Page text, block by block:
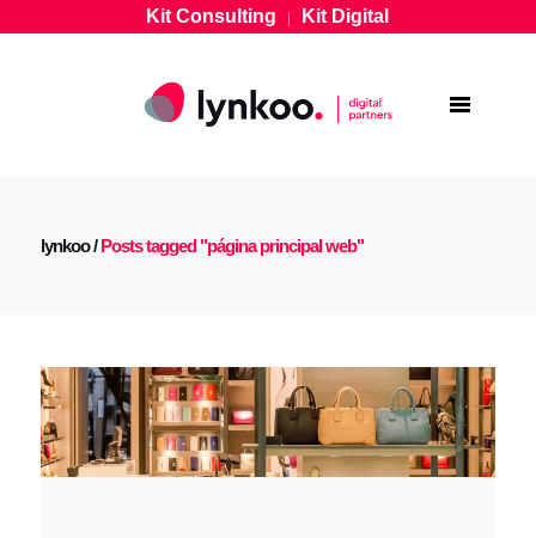
Kit Consulting|Kit Digital
lynkoo/Posts tagged "página principal web"